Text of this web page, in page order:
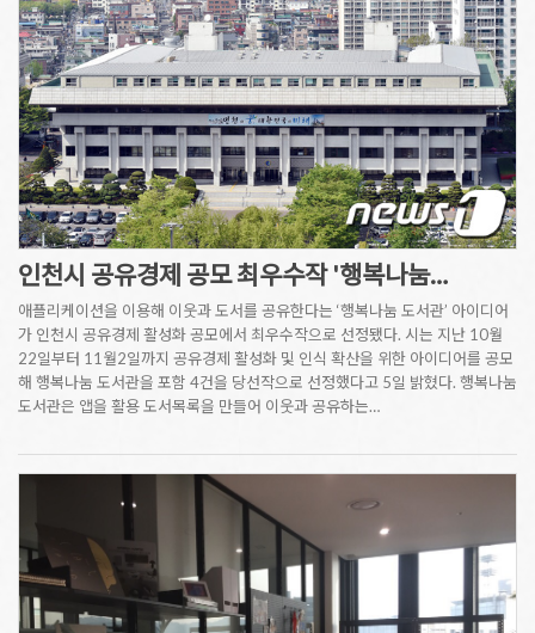
인천시 공유경제 공모 최우수작 '행복나눔…
애플리케이션을 이용해 이웃과 도서를 공유한다는 ‘행복나눔 도서관’ 아이디어
가 인천시 공유경제 활성화 공모에서 최우수작으로 선정됐다. 시는 지난 10월
22일부터 11월2일까지 공유경제 활성화 및 인식 확산을 위한 아이디어를 공모
해 행복나눔 도서관을 포함 4건을 당선작으로 선정했다고 5일 밝혔다. 행복나눔
도서관은 앱을 활용 도서목록을 만들어 이웃과 공유하는…